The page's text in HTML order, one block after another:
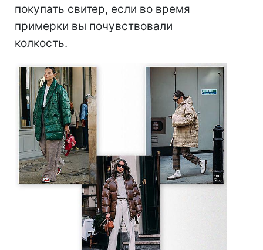
покупать свитер, если во время
примерки вы почувствовали
колкость.